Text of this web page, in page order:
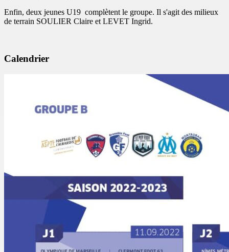
Enfin, deux jeunes U19 complètent le groupe. Il s'agit des milieux
de terrain SOULIER Claire et LEVET Ingrid.
Calendrier